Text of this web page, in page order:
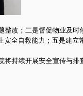
改；二是督促物业及时
安全自救能力；五是建立
将持续开展安全宣传与排